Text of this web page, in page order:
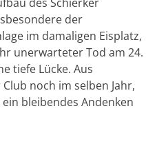
des Schierker
der
im damaligen Eisplatz,
unerwarteter Tod am 24.
tiefe Lücke. Aus
noch im selben Jahr,
bleibendes Andenken